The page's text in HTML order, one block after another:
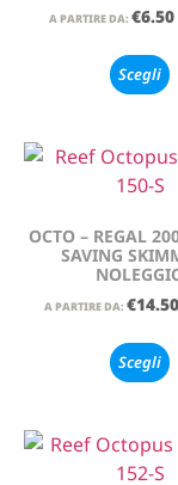
A PARTIRE DA: €6.50
Scegli
OCTO – REGAL
SAVING
A PARTIRE DA: €14.50
Scegli